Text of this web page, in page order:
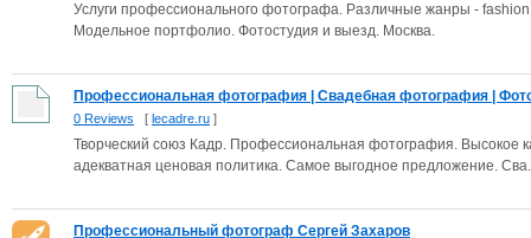
Услуги профессионального фотографа. Различные жанры -
Модельное портфолио. Фотостудия и выезд. Москва.
Профессиональная фотография | Свадебная фотография |
0 Reviews [ lecadre.ru ]
Творческий союз Кадр. Профессиональная фотография. Высокое
адекватная ценовая политика. Самое выгодное предложение.
Профессиональный фотограф Сергей Захаров